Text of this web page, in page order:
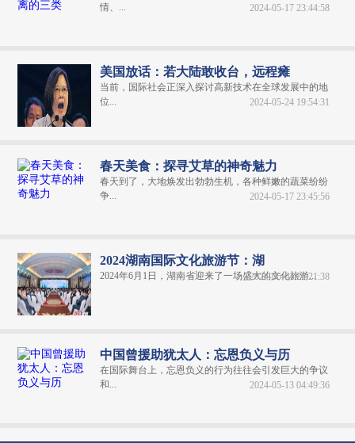
情、...
2024-05-17 23:44:58
美国放话：若大陆敢收台，远程瘫
当前，国际社会正深入探讨高新技术在全球发展中的地
位...
2024-05-24 19:54:31
春天美食：探寻艾草的神奇魅力
春天到了，大地焕发出勃勃生机，各种鲜嫩的蔬菜纷纷
争...
2024-05-17 23:45:56
2024湖南国际文化旅游节：湖
2024年6月1日，湖南省迎来了一场盛大的文化旅游...
2024-06-04 20:21:38
中国曾援助犹太人：忘恩负义与历
在国际舞台上，忘恩负义的行为往往会引发巨大的争议
和...
2024-05-13 04:49:36